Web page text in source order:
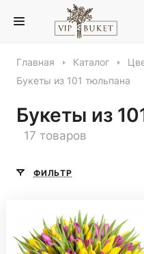
Главная Каталог
Букеты из 101 тюльпана
Букеты из
17 товаров
ФИЛЬТР